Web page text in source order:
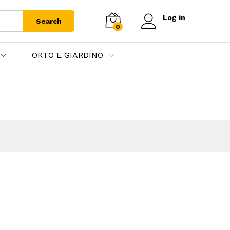
Search
0
Log in
ORTO E GIARDINO